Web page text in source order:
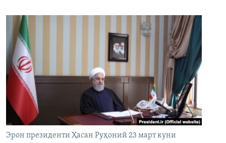
Озодлик бошқа тилларда
Эрон президенти Ҳасан Руҳоний 23 март куни